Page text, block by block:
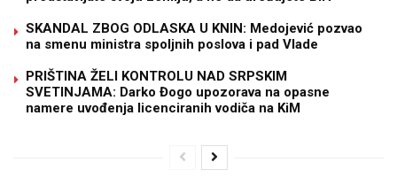
SKANDAL ZBOG ODLASKA U KNIN: Medojević pozvao
na smenu ministra spoljnih poslova i pad Vlade
PRIŠTINA ŽELI KONTROLU NAD SRPSKIM
SVETINJAMA: Darko Đogo upozorava na opasne
namere uvođenja licenciranih vodiča na KiM